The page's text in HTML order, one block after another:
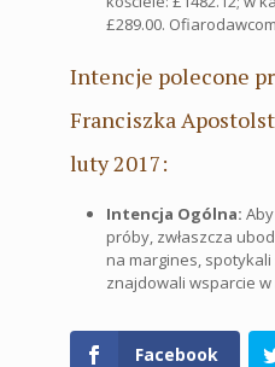
£289.00.
Intencje polecone
Franciszka
luty 2017:
Intencja Ogólna:
próby, zwłaszcza
na margines, spotykali
znajdowali wsparcie
Facebook